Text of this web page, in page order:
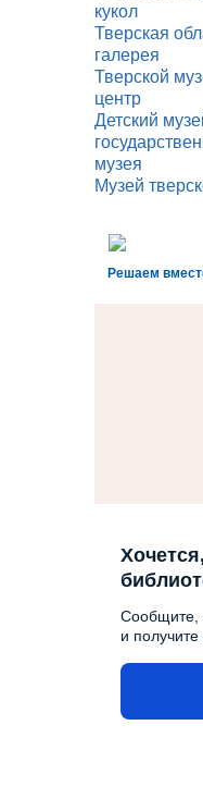
кукол
Тверская
галерея
Тверской
центр
Детский
музея
Музей
Решаем
Сообщите,
и